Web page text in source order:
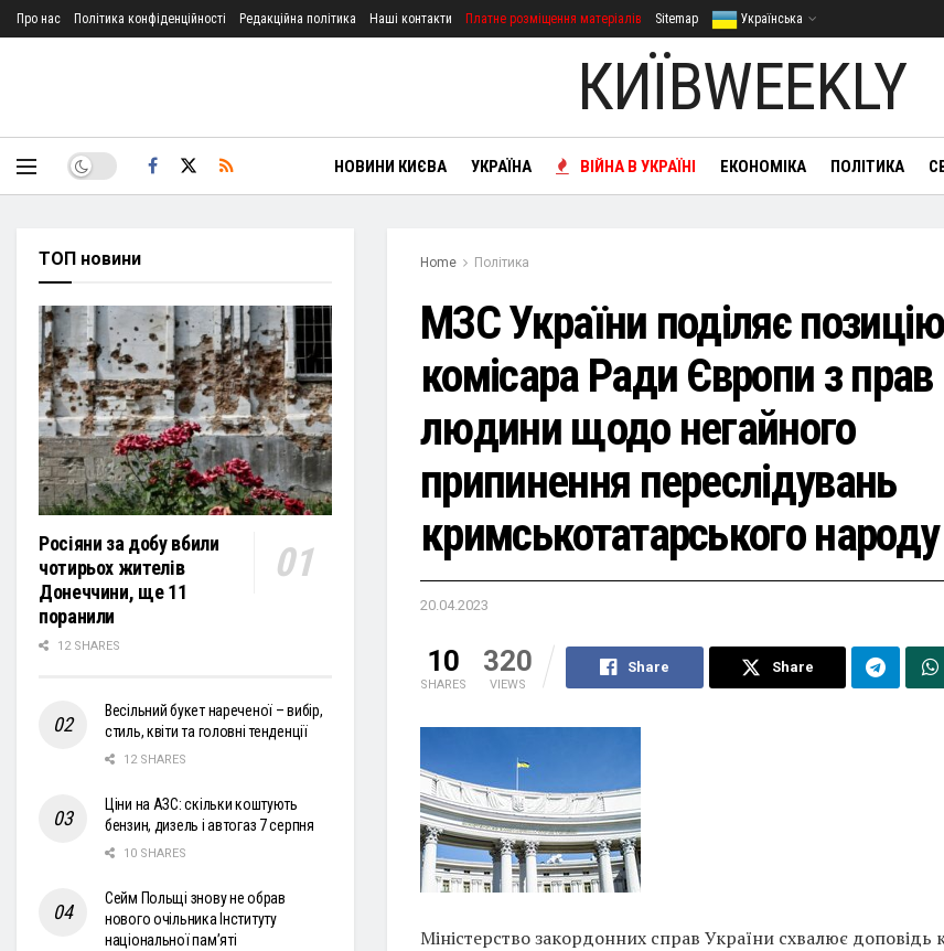
Про нас Політика конфіденційності Редакційна політика Наші контакти Платне розміщення матеріалів Sitemap Українська
КИЇВWEEKLY
НОВИНИ КИЄВА УКРАЇНА ВІЙНА В УКРАЇНІ ЕКОНОМІКА ПОЛІТИКА
Home Політика
МЗС України поділяє позицію
комісара Ради Європи з прав
людини щодо негайного
припинення переслідувань
кримськотатарського народу
20.04.2023
10
SHARES
320
VIEWS
Share Share
Міністерство закордонних справ України схвалює доповідь
ТОП новини
Росіяни за добу вбили
чотирьох жителів
Донеччини, ще 11
поранили
12 SHARES
Весільний букет нареченої – вибір,
стиль, квіти та головні тенденції
12 SHARES
Ціни на АЗС: скільки коштують
бензин, дизель і автогаз 7 серпня
10 SHARES
Сейм Польщі знову не обрав
нового очільника Інституту
національної пам’яті